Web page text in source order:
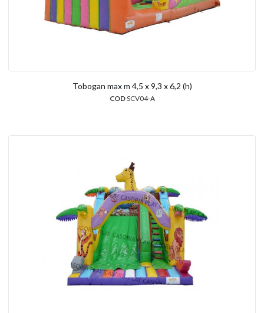
Tobogan max m 4,5 x 9,3 x 6,2 (h)
CODSCV04-A